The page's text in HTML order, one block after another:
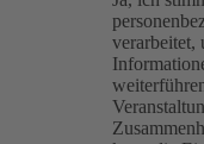
verarbeitet,